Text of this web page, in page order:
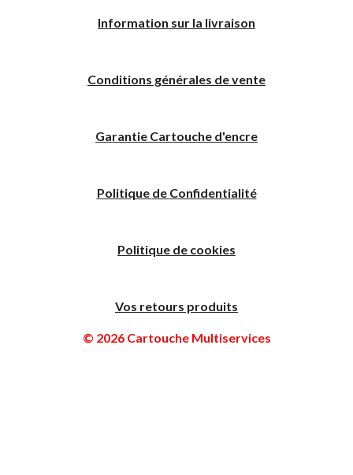
Information sur la livraison
Conditions générales de vente
Garantie Cartouche d'encre
Politique de Confidentialité
Politique de cookies
Vos retours produits
© 2026 Cartouche Multiservices